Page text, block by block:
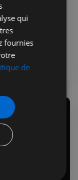
vertes
pas aussi
documentaire
disant
qui
fournies
de